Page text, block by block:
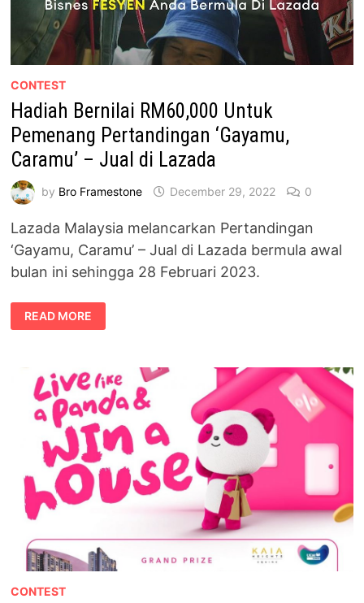
CONTEST
Hadiah Bernilai RM60,000 Untuk
Pemenang Pertandingan ‘Gayamu,
Caramu’ – Jual di Lazada
by Bro Framestone December 29, 2022 0
Lazada Malaysia melancarkan Pertandingan
‘Gayamu, Caramu’ – Jual di Lazada bermula awal
bulan ini sehingga 28 Februari 2023.
HADIAH
BERNILAI
RM60,000
PERTANDINGAN
‘GAYAMU,
CARAMU’
JUAL
DI
LAZADA
READ MORE
CONTEST